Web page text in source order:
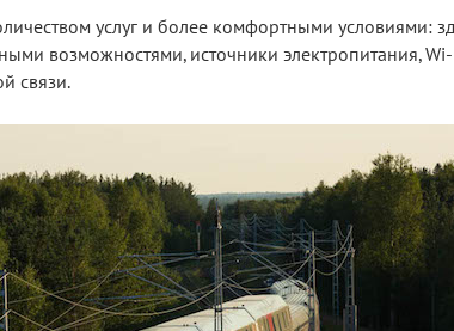
услуг и более комфортными условиями:
возможностями, источники электропитания, Wi-
связи.